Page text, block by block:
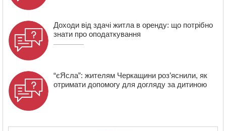
Доходи від здачі житла в оренду: що потрібно
знати про оподаткування
“єЯсла”: жителям Черкащини роз’яснили, як
отримати допомогу для догляду за дитиною